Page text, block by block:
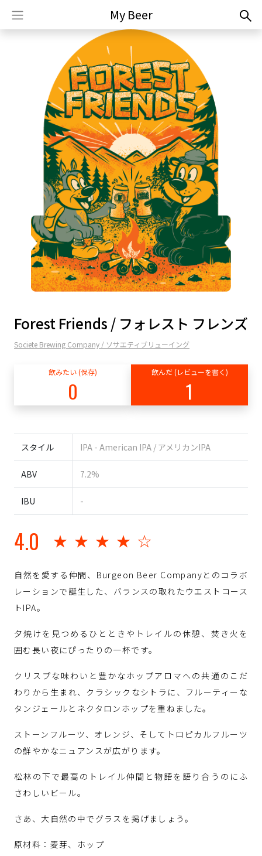
My Beer
Forest Friends / フォレスト フレンズ
Societe Brewing Company / ソサエティブリューイング
飲みたい (保存)
0
飲んだ (レビューを書く)
1
スタイル IPA - American IPA / アメリカンIPA
ABV 7.2%
IBU -
4.0 ★★★★☆
自然を愛する仲間、Burgeon Beer Companyとのコラボ
レーションで誕生した、バランスの取れたウエストコース
トIPA。
夕焼けを見つめるひとときやトレイルの休憩、焚き火を
囲む長い夜にぴったりの一杯です。
クリスプな味わいと豊かなホップアロマへの共通のこだ
わりから生まれ、クラシックなシトラに、フルーティーな
タンジェールとネクタロンホップを重ねました。
ストーンフルーツ、オレンジ、そしてトロピカルフルーツ
の鮮やかなニュアンスが広がります。
松林の下で最高のトレイル仲間と物語を語り合うのにふ
さわしいビール。
さあ、大自然の中でグラスを掲げましょう。
原材料：麦芽、ホップ